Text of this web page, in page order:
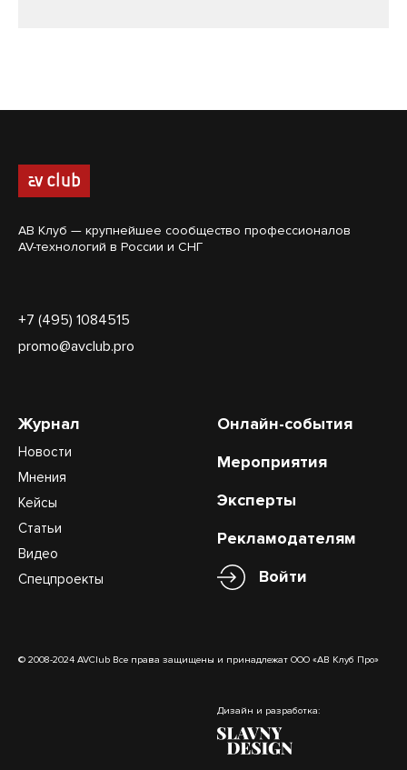
АВ Клуб — крупнейшее сообщество профессионалов
AV-технологий в России и СНГ
+7 (495) 1084515
promo@avclub.pro
Журнал
Новости
Мнения
Кейсы
Статьи
Видео
Спецпроекты
Онлайн-события
Мероприятия
Эксперты
Рекламодателям
Войти
© 2008-2024 AVClub Все права защищены и принадлежат ООО «АВ Клуб Про»
Дизайн и разработка: